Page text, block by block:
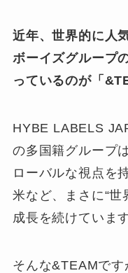
近年、世界的に人
ボーイズグループ
っているのが「
HYBE LABELS
の多国籍グループ
ローバルな視点を
米など、まさに“世
成長を続けています
そんな&TEAMで